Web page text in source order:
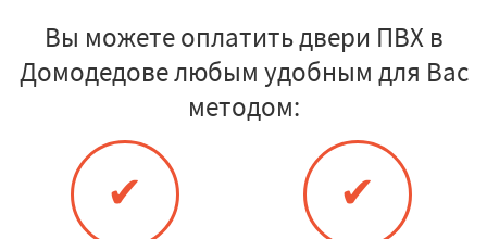
Вы можете оплатить двери ПВХ в
Домодедове любым удобным для Вас
методом:
✔ ✔